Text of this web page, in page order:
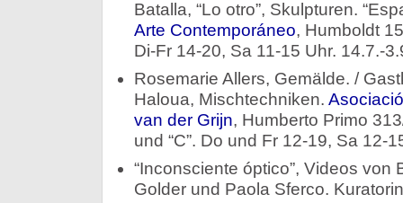
Batalla, “Lo otro”, Skulpturen.
Arte Contemporáneo, Humboldt
Di-Fr 14-20, Sa 11-15 Uhr. 14.7.-
Rosemarie Allers, Gemälde. /
Haloua, Mischtechniken.
van der Grijn, Humberto Primo
und “C”. Do und Fr 12-19, Sa 12-
“Inconsciente óptico”, Videos von
Golder und Paola Sferco.